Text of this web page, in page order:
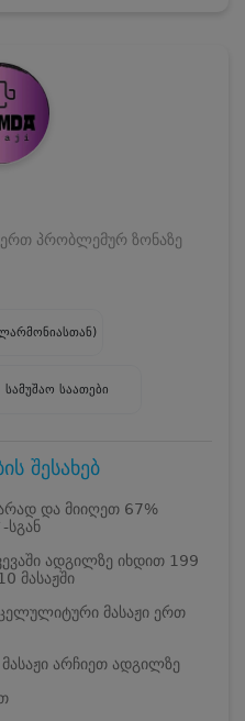
პრობლემურ ზონაზე
სამუშაო საათები
შესახებ
და მიიღეთ 67%
სგან
ადგილზე იხდით 199
მასაჟში
მასაჟი ერთ
არჩიეთ ადგილზე